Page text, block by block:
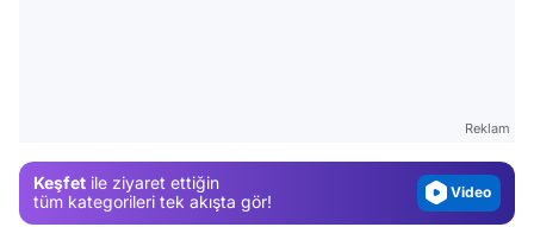
Reklam
Keşfet ile ziyaret ettiğin
tüm kategorileri tek akışta gör!
Video